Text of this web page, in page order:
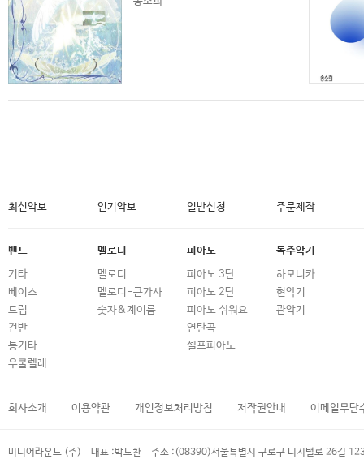
최신악보 인기악보 일반신청 주문제작
밴드
기타
베이스
드럼
건반
통기타
우쿨렐레
멜로디
멜로디
멜로디-큰가사
숫자&계이름
피아노
피아노 3단
피아노 2단
피아노 쉬워요
연탄곡
셀프피아노
독주악기
하모니카
현악기
관악기
회사소개 이용약관 개인정보처리방침 저작권안내 이메일무단
미디어라운드 (주) 대표 :박노찬 주소 : (08390)서울특별시 구로구 디지털로 26길